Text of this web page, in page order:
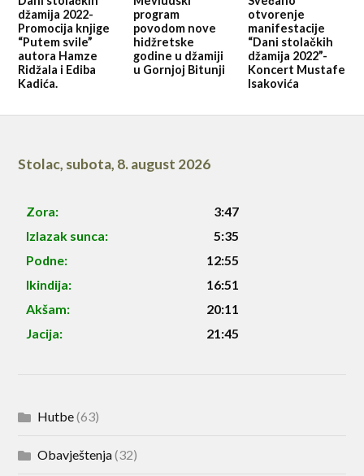
džamija 2022-
Promocija knjige
“Putem svile”
autora Hamze
Ridžala i Ediba
Kadića.
program
povodom nove
hidžretske
godine u džamiji
u Gornjoj Bitunji
otvorenje
manifestacije
“Dani stolačkih
džamija 2022”-
Koncert Mustafe
Isakovića
Stolac, subota, 8. august 2026
Zora:
3:47
Izlazak sunca:
5:35
Podne:
12:55
Ikindija:
16:51
Akšam:
20:11
Jacija:
21:45
Hutbe(63)
Obavještenja(32)